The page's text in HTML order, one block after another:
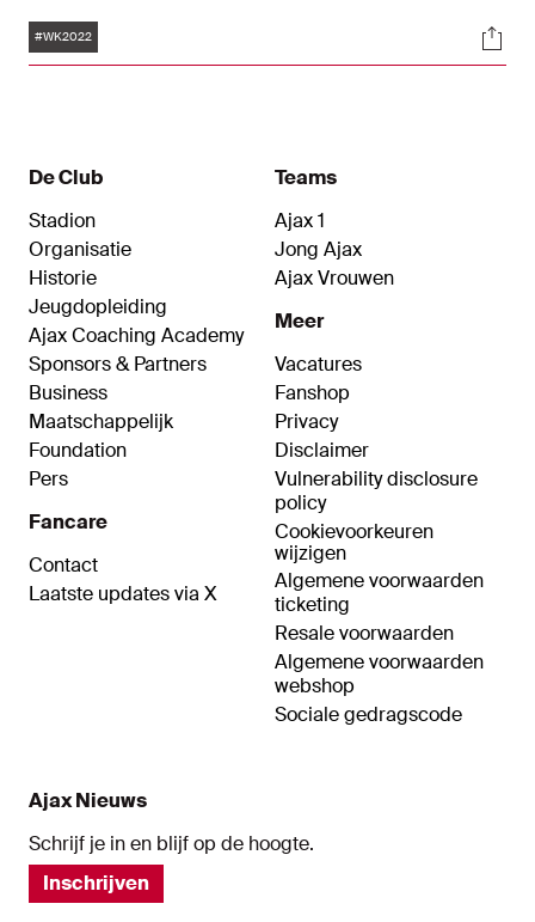
ontbreekt op het cv van de Argentijn. De
voormalig vleugelaanvaller van Ajax liep in 2006
jarige Rosales terug op een prachtige carrière en
nationale ploeg.
Tags
#WK2022
De Club
Stadion
Organisatie
Historie
Jeugdopleiding
Ajax Coaching Academy
Sponsors & Partners
Business
Maatschappelijk
Foundation
Pers
Fancare
Contact
Laatste updates via X
Teams
Ajax 1
Jong Ajax
Ajax Vrouwen
Meer
Vacatures
Fanshop
Privacy
Disclaimer
Vulnerability disclosure
policy
Cookievoorkeuren
wijzigen
Algemene voorwaarden
ticketing
Resale voorwaarden
Algemene voorwaarden
webshop
Sociale gedragscode
Ajax Nieuws
Schrijf je in en blijf op de hoogte.
Inschrijven